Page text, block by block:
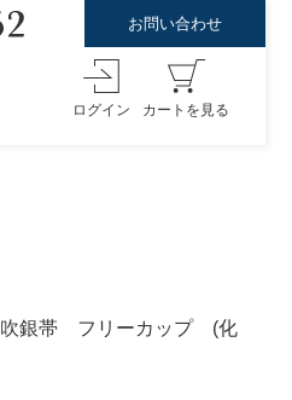
お問い合わせ
ログイン カートを見る
吹銀帯 フリーカップ (化